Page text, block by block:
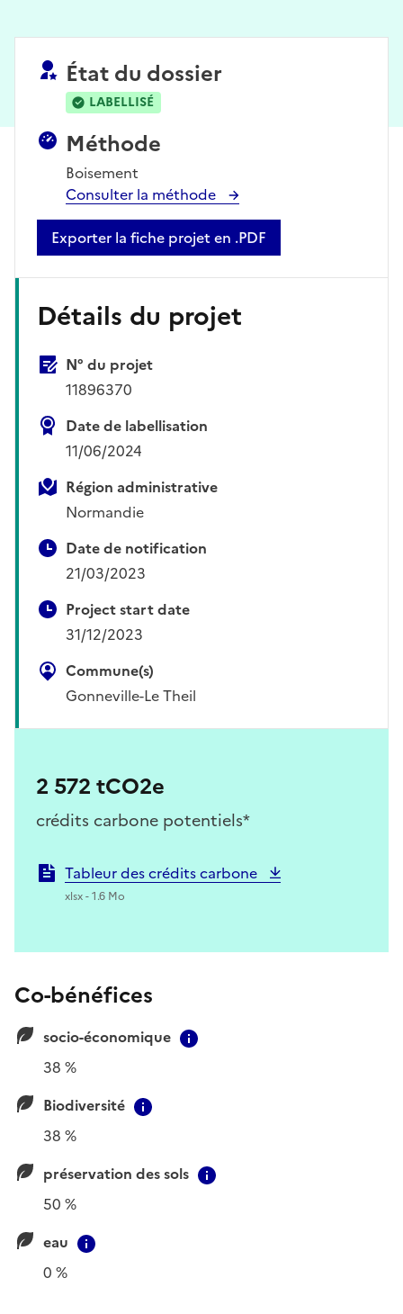
État du dossier
LABELLISÉ
Méthode
Boisement
Consulter la méthode
Exporter la fiche projet en .PDF
Détails du projet
N° du projet
11896370
Date de labellisation
11/06/2024
Région administrative
Normandie
Date de notification
21/03/2023
Project start date
31/12/2023
Commune(s)
Gonneville-Le Theil
2 572 tCO2e
crédits carbone potentiels*
Tableur des crédits carbone
xlsx - 1.6 Mo
Co-bénéfices
socio-économique
38 %
Biodiversité
38 %
préservation des sols
50 %
eau
0 %